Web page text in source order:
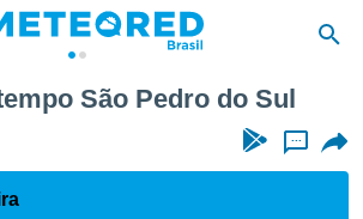
São Pedro do Sul
...